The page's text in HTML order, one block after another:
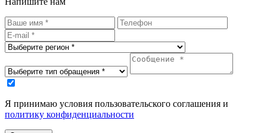
Я принимаю условия пользовательского соглашения и
политику конфиденциальности